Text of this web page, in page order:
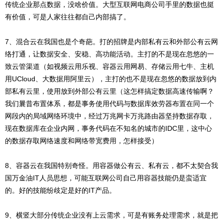
传统企业那点数据，没啥价值。大型互联网电商公司手里的数据也挺
有价值，可是人家往往都自己内部搞了。
7、混合云在我国也是个奇葩。打的招牌是内部私有云和外部公有云网
络打通，让数据安全、安稳、高功能活动。主打的不是现在忽悠的一
致云管渠道（如视频云用乐视、容器云用网易、存储云用七牛、主机
用UCloud、大数据用阿里云），主打的也不是现在忽悠的数据放到内
部私有云里，使用放到外部公有云里（这怎样搞定数据高速传输啊？
我们曩昔布置体系，都是事务使用代码与数据库效劳器布置在同一个
网段内的局域网络环境中，经过万兆网卡万兆路由器坚持数据存取，
现在数据库在企业内网，事务代码在不知名的城市的IDC里，这中心
的数据存取网络速度和网络带宽费用，怎样接受）
8、容器云在我国特别奇怪。用容器做公有云、私有云，都不太契合我
国万金油IT人员思想，可能互联网公司自己用容器技能仍是蛮适宜
的。好的技能纷歧定是好的IT产品。
9、横竖大部分传统企业没有上云需求，可是有账务处理需求，就是把